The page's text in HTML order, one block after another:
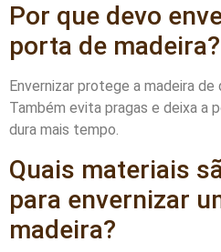
Por que devo
porta de madeira?
Envernizar protege a madeira
Também evita pragas e deixa a
dura mais tempo.
Quais materiais
para envernizar
madeira?